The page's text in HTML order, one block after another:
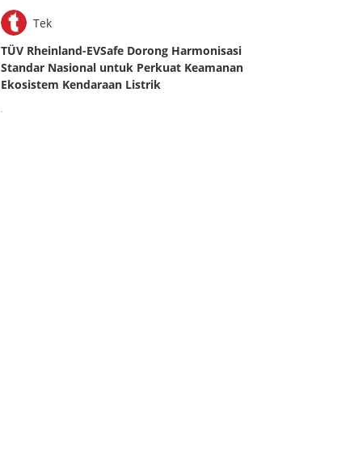
Tek
TÜV Rheinland-EVSafe Dorong Harmonisasi
Standar Nasional untuk Perkuat Keamanan
Ekosistem Kendaraan Listrik
.